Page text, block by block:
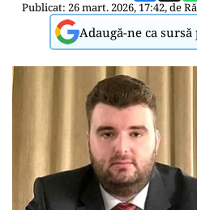
Publicat: 26 mart. 2026, 17:42, de
Adaugă-ne ca